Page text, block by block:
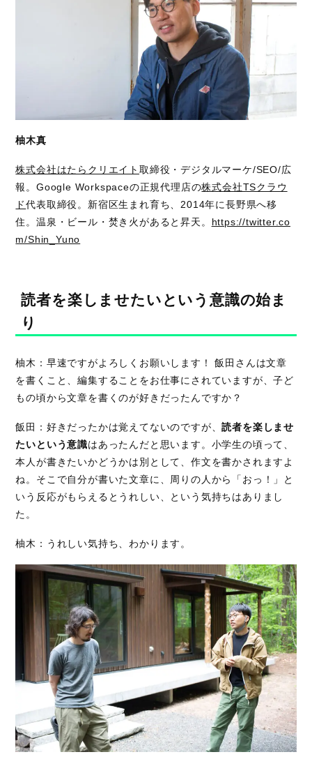
柚木真
株式会社はたらクリエイト取締役・デジタルマーケ/SEO/広
報。Google Workspaceの正規代理店の株式会社TSクラウ
ド代表取締役。新宿区生まれ育ち、2014年に長野県へ移
住。温泉・ビール・焚き火があると昇天。 https://twitter.co
m/Shin_Yuno
読者を楽しませたいという意識の始ま
り
柚木：早速ですがよろしくお願いします！ 飯田さんは文章
を書くこと、編集することをお仕事にされていますが、子ど
もの頃から文章を書くのが好きだったんですか？
飯田：好きだったかは覚えてないのですが、読者を楽しませ
たいという意識はあったんだと思います。小学生の頃って、
本人が書きたいかどうかは別として、作文を書かされますよ
ね。そこで自分が書いた文章に、周りの人から「おっ！」と
いう反応がもらえるとうれしい、という気持ちはありまし
た。
柚木：うれしい気持ち、わかります。